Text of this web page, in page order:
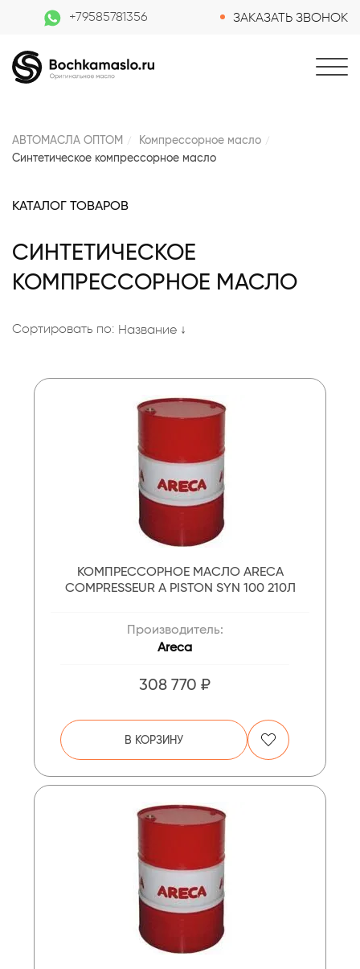
+79585781356 ЗАКАЗАТЬ ЗВОНОК
АВТОМАСЛА ОПТОМ
Компрессорное масло
Синтетическое компрессорное масло
КАТАЛОГ ТОВАРОВ
СИНТЕТИЧЕСКОЕ
КОМПРЕССОРНОЕ МАСЛО
Сортировать по: Название ↓
КОМПРЕССОРНОЕ МАСЛО ARECA
COMPRESSEUR A PISTON SYN 100 210Л
Производитель:
Areca
308 770 ₽
В КОРЗИНУ